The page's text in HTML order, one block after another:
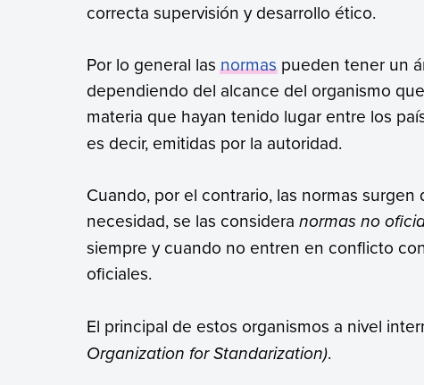
correcta supervisión y desarrollo ético.
Por lo general lasnormaspueden tener un
dependiendo del alcance del organismo
materia que hayan tenido lugar entre los
es decir, emitidas por la autoridad.
Cuando, por el contrario, las normas
necesidad, se las considera normas no
siempre y cuando no entren en conflicto
oficiales.
El principal de estos organismos a nivel
Organization for Standarization).